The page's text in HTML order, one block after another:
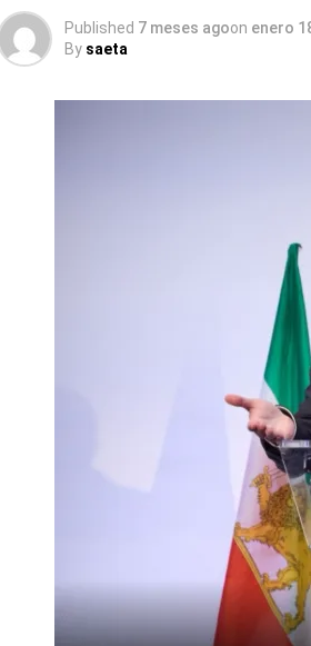
Published 7 meses agoon enero
By saeta